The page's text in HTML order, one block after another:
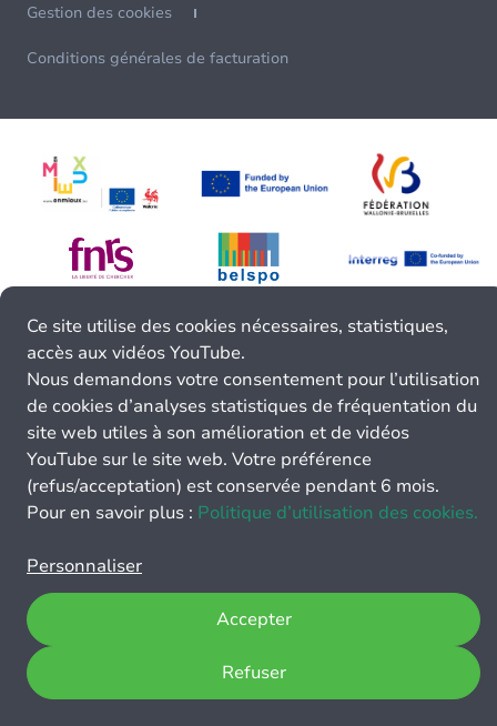
Gestion des cookies
Conditions générales de facturation
Ce site utilise des cookies nécessaires, statistiques,
accès aux vidéos YouTube.
Nous demandons votre consentement pour l’utilisation
de cookies d’analyses statistiques de fréquentation du
site web utiles à son amélioration et de vidéos
YouTube sur le site web. Votre préférence
(refus/acceptation) est conservée pendant 6 mois.
Pour en savoir plus : Politique d’utilisation des cookies.
Personnaliser
Refuser
Accepter